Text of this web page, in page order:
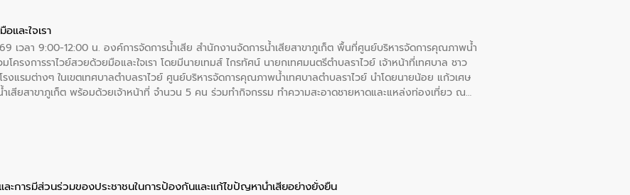
และใจเรา
เวลา 9:00-12:00 น. องค์การจัดการน้ำเสีย สำนักงานจัดการน้ำเสียสาขาภูเก็ต พื้นที่ศูนย์บริหารจัดการคุณภาพน้ำ
มโครงการราไวย์สวยด้วยมือและใจเรา โดยมีนายเทมส์ ไกรทัศน์ นายกเทศมนตรีตำบลราไวย์ เจ้าหน้าที่เทศบาล ชาว
งแรมต่างๆ ในเขตเทศบาลตำบลราไวย์ ศูนย์บริหารจัดการคุณภาพน้ำเทศบาลตำบลราไวย์ นำโดยนายน้อย แก้วเศษ
เสียสาขาภูเก็ต พร้อมด้วยเจ้าหน้าที่ จำนวน 5 คน ร่วมทำกิจกรรม ทำความสะอาดชายหาดและแหล่งท่องเที่ยว ณ
6 ตำบลราไวย์ อำเภอเมือง จังหวัดภูเก็ต
ละการมีส่วนร่วมของประชาชนในการป้องกันและแก้ไขปัญหาน้ำเสียอย่างยั่งยืน